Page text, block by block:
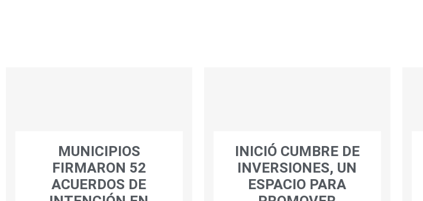
MUNICIPIOS
FIRMARON 52
ACUERDOS DE
INICIÓ CUMBRE DE
INVERSIONES, UN
ESPACIO PARA